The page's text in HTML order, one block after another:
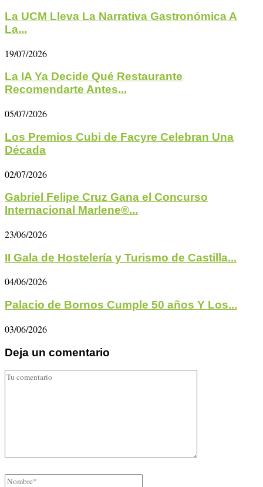
La UCM Lleva La Narrativa Gastronómica A
La...
19/07/2026
La IA Ya Decide Qué Restaurante
Recomendarte Antes...
05/07/2026
Los Premios Cubi de Facyre Celebran Una
Década
02/07/2026
Gabriel Felipe Cruz Gana el Concurso
Internacional Marlene®...
23/06/2026
II Gala de Hostelería y Turismo de Castilla...
04/06/2026
Palacio de Bornos Cumple 50 años Y Los...
03/06/2026
Deja un comentario